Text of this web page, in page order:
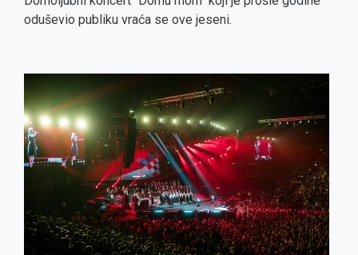
oduševio publiku vraća se ove jeseni.